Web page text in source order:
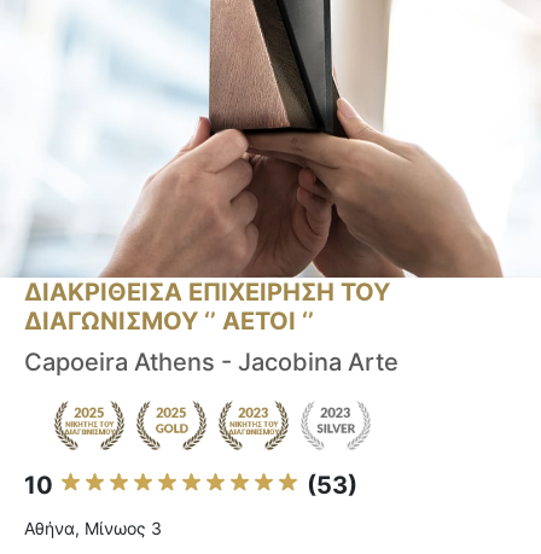
ΔΙΑΚΡΙΘΕΙΣΑ ΕΠΙΧΕΙΡΗΣΗ ΤΟΥ
ΔΙΑΓΩΝΙΣΜΟΥ ‘’ ΑΕΤΟΙ ‘’
Capoeira Athens - Jacobina Arte
10 (53)
Αθήνα, Μίνωος 3